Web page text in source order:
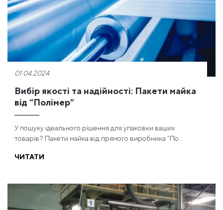
01.04.2024
Вибір якості та надійності: Пакети майка
від “Полімер”
У пошуку ідеального рішення для упаковки ваших
товарів? Пакети майка від прямого виробника “По...
ЧИТАТИ